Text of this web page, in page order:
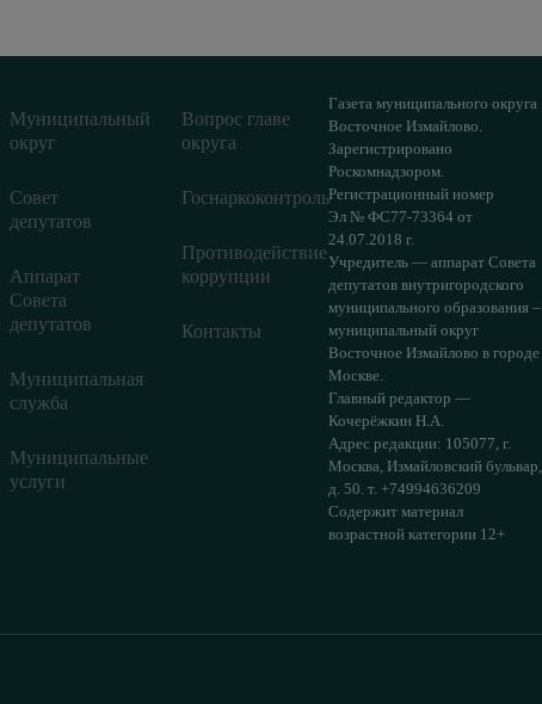
Муниципальный
округ
Совет
депутатов
Аппарат
Совета
депутатов
Муниципальная
служба
Муниципальные
услуги
Вопрос главе
округа
Госнаркоконтроль
Противодействие
коррупции
Контакты
Газета муниципального округа
Восточное Измайлово.
Зарегистрировано
Роскомнадзором.
Регистрационный номер
Эл № ФС77-73364 от
24.07.2018 г.
Учредитель — аппарат Совета
депутатов внутригородского
муниципального образования –
муниципальный округ
Восточное Измайлово в городе
Москве.
Главный редактор —
Кочерёжкин Н.А.
Адрес редакции: 105077, г.
Москва, Измайловский бульвар,
д. 50. т. +74994636209
Содержит материал
возрастной категории 12+